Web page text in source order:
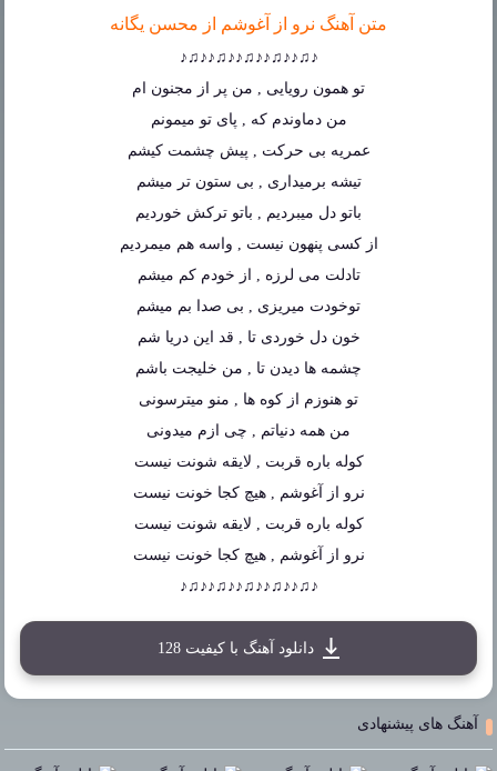
متن آهنگ نرو از آغوشم از محسن یگانه
♪♫♪♪♫♪♪♫♪♪♫♪♪♫♪
تو همون رویایی , من پر از مجنون ام
من دماوندم که , پای تو میمونم
عمریه بی حرکت , پیش چشمت کیشم
تیشه برمیداری , بی ستون تر میشم
باتو دل میبردیم , باتو ترکش خوردیم
از کسی پنهون نیست , واسه هم میمردیم
تادلت می لرزه , از خودم کم میشم
توخودت میریزی , بی صدا بم میشم
خون دل خوردی تا , قد این دریا شم
چشمه ها دیدن تا , من خلیجت باشم
تو هنوزم از کوه ها , منو میترسونی
من همه دنیاتم , چی ازم میدونی
کوله باره قربت , لایقه شونت نیست
نرو از آغوشم , هیچ کجا خونت نیست
کوله باره قربت , لایقه شونت نیست
نرو از آغوشم , هیچ کجا خونت نیست
♪♫♪♪♫♪♪♫♪♪♫♪♪♫♪
دانلود آهنگ با کیفیت 128
آهنگ های پیشنهادی